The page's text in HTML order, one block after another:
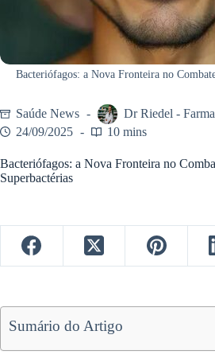
Bacteriófagos: a Nova Fronteira no
Saúde News
Dr Riedel -
24/09/2025
10 mins
Bacteriófagos: a Nova Fronteira no
Superbactérias
Sumário do Artigo